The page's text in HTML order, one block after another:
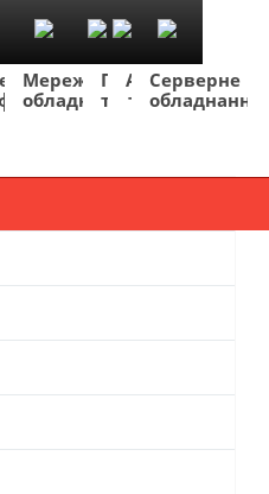
Мережеве
обладнання
Побутова
техніка
TV
та
Фото
та
Авто
та
Серверне
обладнання